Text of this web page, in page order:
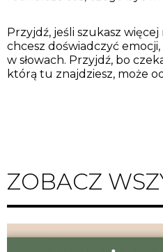
Przyjdź, jeśli szukasz
chcesz doświadczyć
w słowach. Przyjdź, bo
którą tu znajdziesz, może
ZOBACZ